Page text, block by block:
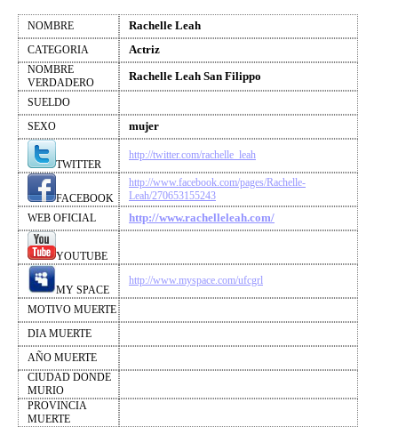
NOMBRE Rachelle Leah
CATEGORIA Actriz
NOMBRE
VERDADERO
Rachelle Leah San Filippo
SUELDO
SEXO
mujer
TWITTER
http://twitter.com/rachelle_leah
FACEBOOK
http://www.facebook.com/pages/Rachelle-
Leah/270653155243
WEB OFICIAL
http://www.rachelleleah.com/
YOUTUBE
MY SPACE
http://www.myspace.com/ufcgrl
MOTIVO MUERTE
DIA MUERTE
AÑO MUERTE
CIUDAD DONDE
MURIO
PROVINCIA
MUERTE